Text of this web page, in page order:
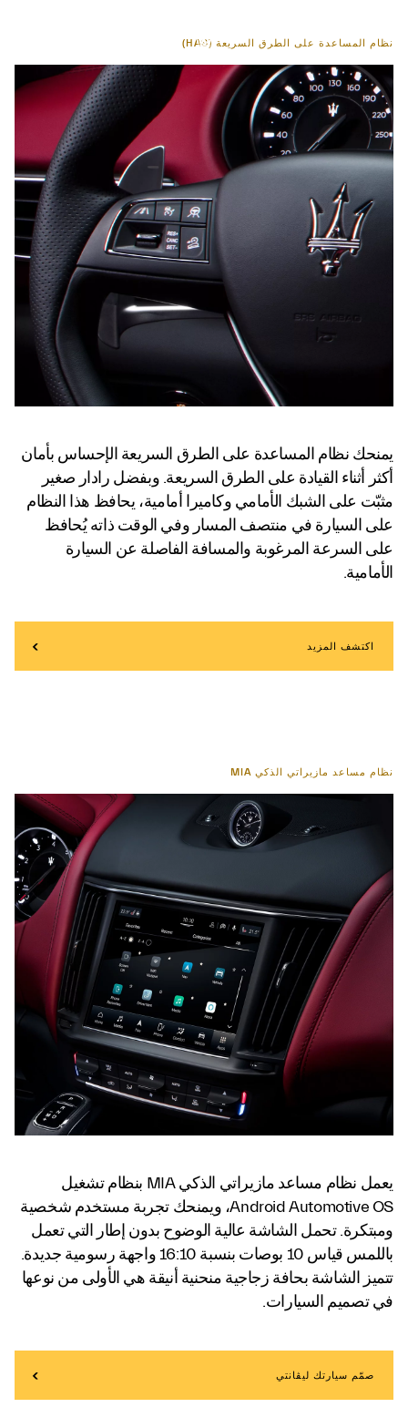
نظام المساعدة على الطرق السريعة (HAS)
يمنحك نظام المساعدة على الطرق السريعة الإحساس بأمان
أكثر أثناء القيادة على الطرق السريعة. وبفضل رادار صغير
مثبّت على الشبك الأمامي وكاميرا أمامية، يحافظ هذا النظام
على السيارة في منتصف المسار وفي الوقت ذاته يُحافظ
على السرعة المرغوبة والمسافة الفاصلة عن السيارة
الأمامية.
اكتشف المزيد
نظام مساعد مازيراتي الذكي MIA
يعمل نظام مساعد مازيراتي الذكي MIA بنظام تشغيل
Android Automotive OS، ويمنحك تجربة مستخدم شخصية
ومبتكرة. تحمل الشاشة عالية الوضوح بدون إطار التي تعمل
باللمس قياس 10 بوصات بنسبة 16:10 واجهة رسومية جديدة.
تتميز الشاشة بحافة زجاجية منحنية أنيقة هي الأولى من نوعها
في تصميم السيارات.
صمّم سيارتك ليڤانتي